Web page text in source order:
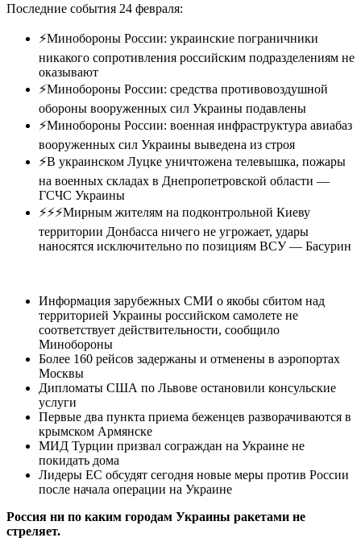
Последние события 24 февраля:
⚡️Минобороны России: украинские пограничники
никакого сопротивления российским подразделениям не
оказывают
⚡️Минобороны России: средства противовоздушной
обороны вооруженных сил Украины подавлены
⚡️Минобороны России: военная инфраструктура авиабаз
вооруженных сил Украины выведена из строя
⚡️В украинском Луцке уничтожена телевышка, пожары
на военных складах в Днепропетровской области —
ГСЧС Украины
⚡️⚡️⚡️Мирным жителям на подконтрольной Киеву
территории Донбасса ничего не угрожает, удары
наносятся исключительно по позициям ВСУ — Басурин
Информация зарубежных СМИ о якобы сбитом над
территорией Украины российском самолете не
соответствует действительности, сообщило
Минобороны
Более 160 рейсов задержаны и отменены в аэропортах
Москвы
Дипломаты США по Львове остановили консульские
услуги
Первые два пункта приема беженцев разворачиваются в
крымском Армянске
МИД Турции призвал сограждан на Украине не
покидать дома
Лидеры ЕС обсудят сегодня новые меры против России
после начала операции на Украине
Россия ни по каким городам Украины ракетами не
стреляет.